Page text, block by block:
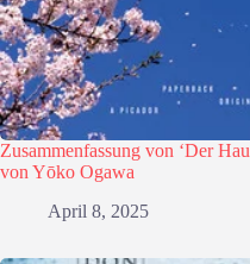
Zusammenfassung von ‘Der
von Yōko Ogawa
April 8, 2025